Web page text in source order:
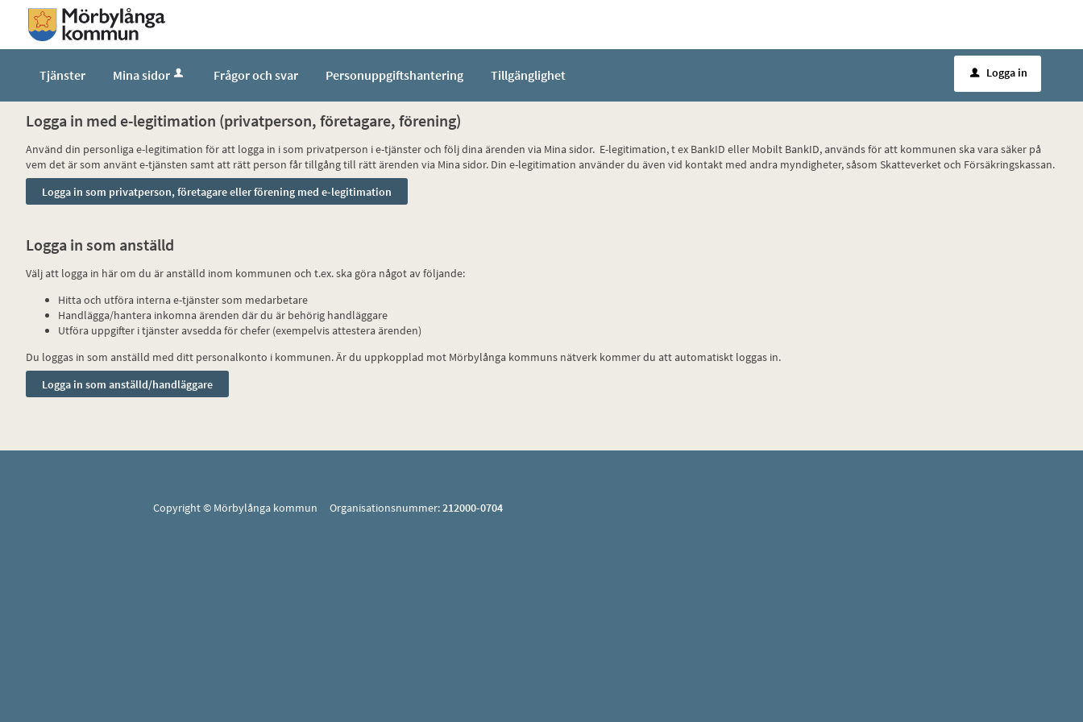
Tjänster Mina sidor Frågor och svar Personuppgiftshantering Tillgänglighet u Logga in
Logga in med e-legitimation (privatperson, företagare, förening)
Använd din personliga e-legitimation för att logga in i som privatperson i e-tjänster och följ dina ärenden via Mina sidor. E-legitimation, t ex BankID eller Mobilt BankID, används för att kommunen ska vara säker på
vem det är som använt e-tjänsten samt att rätt person får tillgång till rätt ärenden via Mina sidor. Din e-legitimation använder du även vid kontakt med andra myndigheter, såsom Skatteverket och Försäkringskassan.
Logga in som anställd
Välj att logga in här om du är anställd inom kommunen och t.ex. ska göra något av följande:
Hitta och utföra interna e-tjänster som medarbetare
Handlägga/hantera inkomna ärenden där du är behörig handläggare
Utföra uppgifter i tjänster avsedda för chefer (exempelvis attestera ärenden)
Du loggas in som anställd med ditt personalkonto i kommunen. Är du uppkopplad mot Mörbylånga kommuns nätverk kommer du att automatiskt loggas in.
Copyright © Mörbylånga kommun Organisationsnummer:212000-0704